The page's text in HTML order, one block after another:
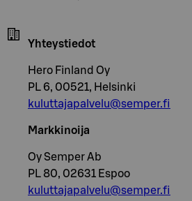
Yhteystiedot
Hero Finland Oy
PL 6, 00521, Helsinki
kuluttajapalvelu@semper.fi
Markkinoija
Oy Semper Ab
PL 80, 02631 Espoo
kuluttajapalvelu@semper.fi